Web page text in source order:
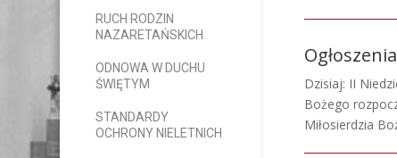
RUCH RODZIN
NAZARETAŃSKICH
ODNOWA W DUCHU
ŚWIĘTYM
STANDARDY
OCHRONY NIELETNICH
Dzisiaj: II
Bożego
Miłosierdzia